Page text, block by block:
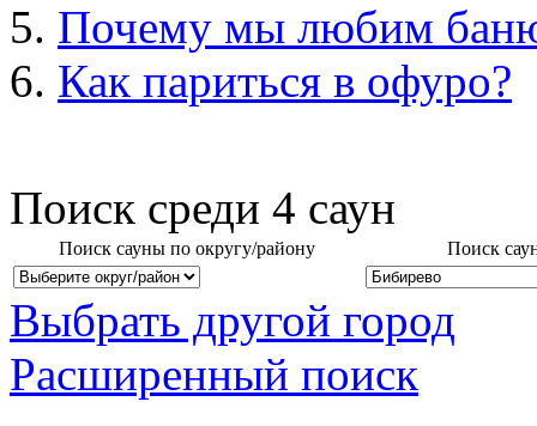
Почему мы любим
Как париться в офуро?
Поиск среди 4 саун
Поиск сауны по округу/району Поиск
Выбрать другой город
Расширенный поиск